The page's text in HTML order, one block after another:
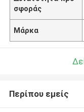
σφοράς
Μάρκα
Περίπου εμείς